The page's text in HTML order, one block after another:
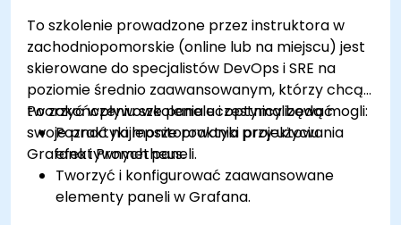
To szkolenie prowadzone przez instruktora w
zachodniopomorskie (online lub na miejscu) jest
skierowane do specjalistów DevOps i SRE na
poziomie średnio zaawansowanym, którzy chcą
tworzyć wpływowe panele i optymalizować
swoje praktyki monitorowania przy użyciu
Grafana i Prometheus.
Po zakończeniu szkolenia uczestnicy będą mogli:
Poznać najlepsze praktyki projektowania
efektywnych paneli.
Tworzyć i konfigurować zaawansowane
elementy paneli w Grafana.